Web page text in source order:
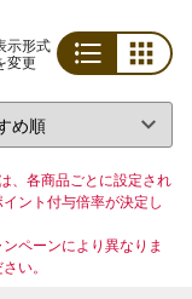
示形式
変更
、各商品ごとに設定され
ント付与倍率が決定し
ペーンにより異なりま
い。